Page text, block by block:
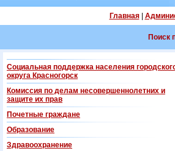
Главная|
Поиск
Социальная поддержка населения
округа Красногорск
Комиссия по делам несовершеннолетних и
защите их прав
Почетные граждане
Образование
Здравоохранение